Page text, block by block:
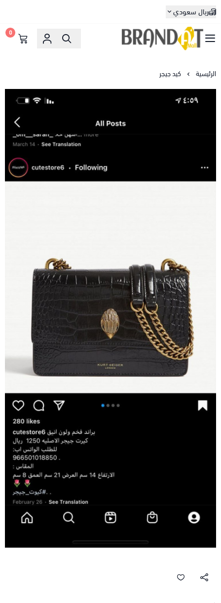
ريال سعودي
براندات مول
0
الرئيسية كيد جيجر